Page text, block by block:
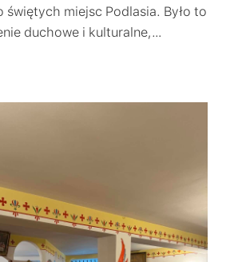
świętych miejsc Podlasia. Było to
duchowe i kulturalne,…